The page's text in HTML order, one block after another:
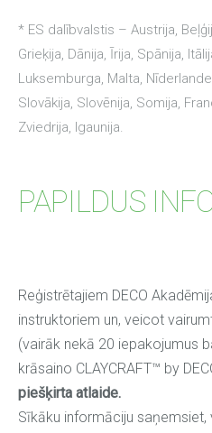
* ES dalībvalstis – Austrija,
Grieķija, Dānija, Īrija, Spānija,
Luksemburga, Malta,
Slovākija, Slovēnija, Somija,
Zviedrija, Igaunija.
PAPILDUS
Reģistrētajiem DECO
instruktoriem un, veicot
(vairāk nekā 20 iepakojumus
krāsaino CLAYCRAFT™ by
piešķirta atlaide.
Sīkāku informāciju